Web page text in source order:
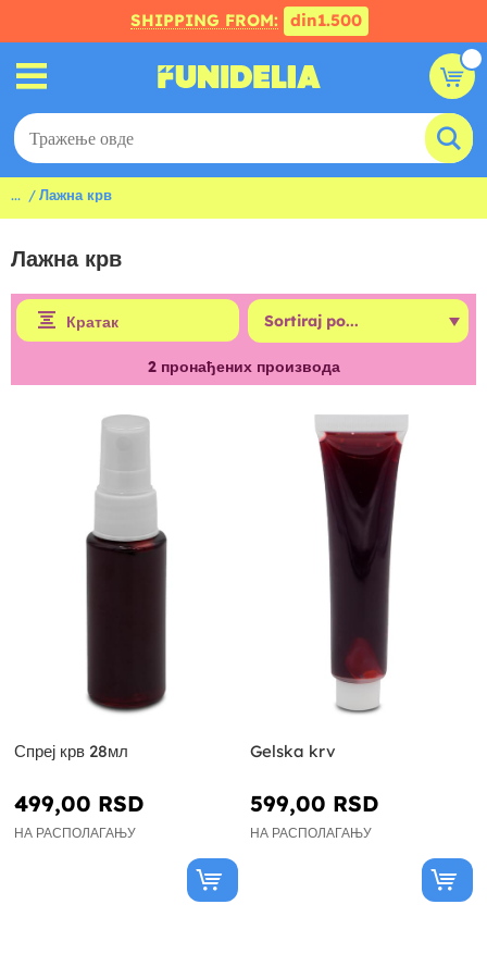
SHIPPING FROM: din1.500
... Лажна крв
Лажна крв
Кратак
2пронађених производа
Спреј крв 28мл
499,00 RSD
НА РАСПОЛАГАЊУ
Gelska krv
599,00 RSD
НА РАСПОЛАГАЊУ